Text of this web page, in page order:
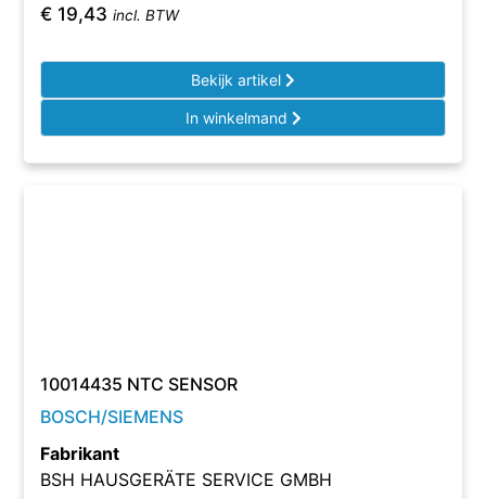
€ 19,43 incl. BTW
Bekijk artikel
In winkelmand
10014435 NTC SENSOR
BOSCH/SIEMENS
Fabrikant
BSH HAUSGERÄTE SERVICE GMBH